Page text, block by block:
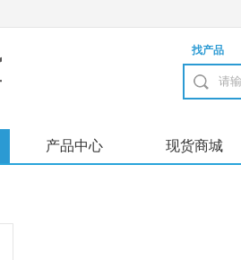
找产品
产品中心 现货商城